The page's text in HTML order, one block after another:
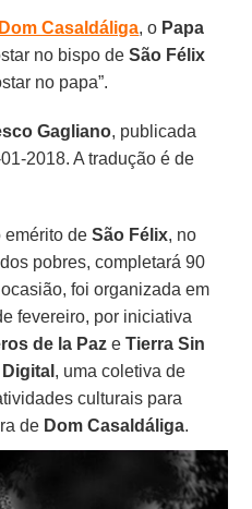
Dom Casaldáliga, o Papa
no bispo deSão Félix
no papa”.
Gagliano, publicada
2018. A tradução é de
emérito deSão Félix, no
pobres, completará 90
foi organizada em
fevereiro, por iniciativa
de la Paz eTierra Sin
, uma coletiva de
culturais para
de Dom Casaldáliga.